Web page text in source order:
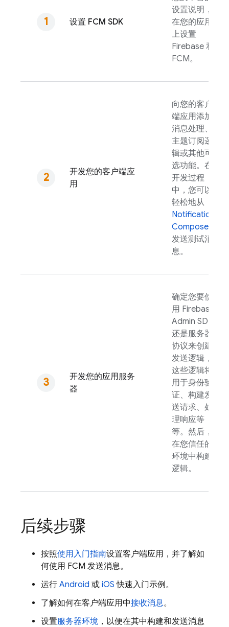
设置 FCM SDK
设置说明，
在您的应用
上设置
Firebase 和
FCM。
开发您的客户端应
用
向您的客户
端应用添加
消息处理、
主题订阅逻
辑或其他可
选功能。在
开发过程
中，您可以
轻松地从
Notifications
Composer
发送测试消
息。
开发您的应用服务
器
确定您要使
用 Firebase
Admin SDK
还是服务器
协议来创建
发送逻辑，
这些逻辑将
用于身份验
证、构建发
送请求、处
理响应等
等。然后，
在您信任的
环境中构建
逻辑。
后续步骤
按照使用入门指南设置客户端应用，并了解如
何使用 FCM 发送消息。
运行 Android 或 iOS 快速入门示例。
了解如何在客户端应用中接收消息。
设置服务器环境 ，以便在其中构建和发送消息